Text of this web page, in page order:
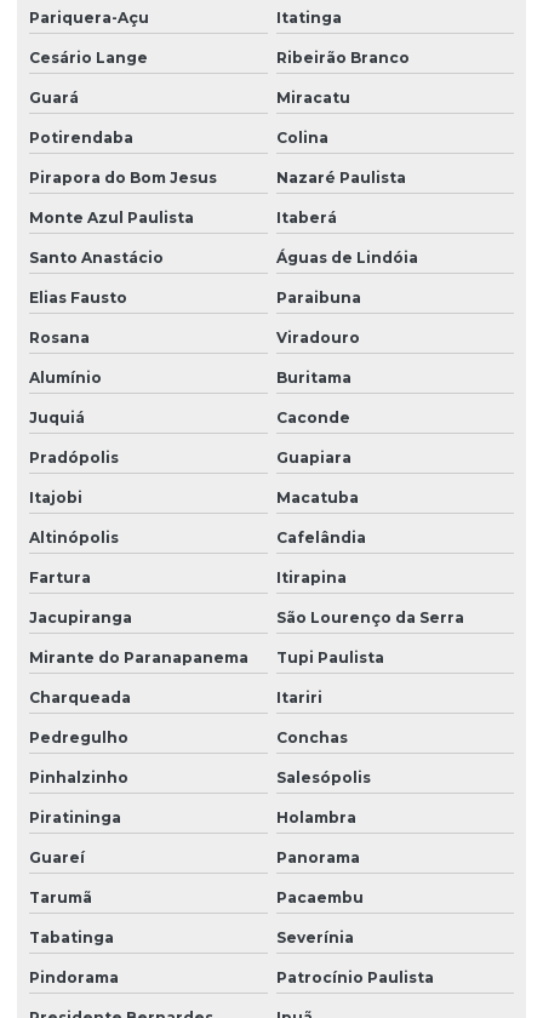
Serviços de recepção e portaria
Serviços de terceirização de recepção
Serviços de zeladoria limpeza
Serviços de zeladoria e segurança em condomínios
Sistema de portaria virtual
Soluções em facilities
Terceirização de limpeza
Terceirização de zeladoria
Terceirizada de limpeza
Torre de monitoramento
Trabalho em altura limpeza de fachada
Trabalho em altura limpeza de vidros
Zelador terceirizado
Zeladoria condominial
Zeladoria de condomínios
Zeladoria e limpeza
Pariquera-Açu Itatinga
Cesário Lange Ribeirão Branco
Guará Miracatu
Potirendaba Colina
Pirapora do Bom Jesus Nazaré Paulista
Monte Azul Paulista Itaberá
Santo Anastácio Águas de Lindóia
Elias Fausto Paraibuna
Rosana Viradouro
Alumínio Buritama
Juquiá Caconde
Pradópolis Guapiara
Itajobi Macatuba
Altinópolis Cafelândia
Fartura Itirapina
Jacupiranga São Lourenço da Serra
Mirante do Paranapanema Tupi Paulista
Charqueada Itariri
Pedregulho Conchas
Pinhalzinho Salesópolis
Piratininga Holambra
Guareí Panorama
Tarumã Pacaembu
Tabatinga Severínia
Pindorama Patrocínio Paulista